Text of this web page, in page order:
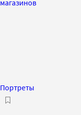
магазинов
Портреты